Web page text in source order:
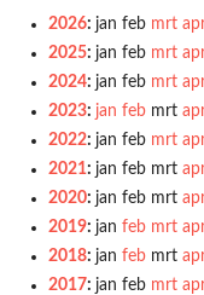
2026: jan feb mrt
2025: jan feb mrt
2024: jan feb mrt
2023: jan feb mrt
2022: jan feb mrt
2021: jan feb mrt
2020: jan feb mrt
2019: jan feb mrt
2018: jan feb mrt
2017: jan feb mrt